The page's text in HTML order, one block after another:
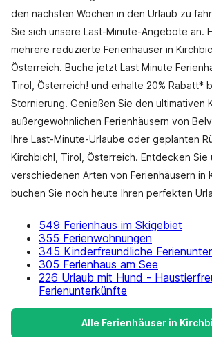
den nächsten Wochen in den Urlaub zu
Sie sich unsere Last-Minute-Angebote an.
mehrere reduzierte Ferienhäuser in
Österreich. Buche jetzt Last Minute
Tirol, Österreich! und erhalte 20% Rabatt*
Stornierung. Genießen Sie den ultimativen
außergewöhnlichen Ferienhäusern von
Ihre Last-Minute-Urlaube oder geplanten
Kirchbichl, Tirol, Österreich. Entdecken Sie
verschiedenen Arten von Ferienhäusern in
buchen Sie noch heute Ihren perfekten
549 Ferienhaus im Skigebiet
355 Ferienwohnungen
345 Kinderfreundliche
305 Ferienhaus am See
226 Urlaub mit Hund -
Ferienunterkünfte
Alle Ferienhäuser in